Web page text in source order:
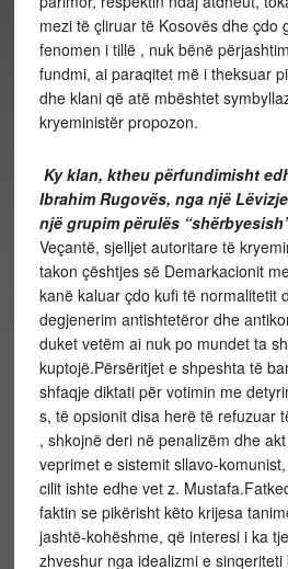
mezi të çliruar të Kosovës dhe çdo
fenomen i tillë , nuk bënë
fundmi, ai paraqitet më i theksuar
dhe klani që atë mbështet
kryeministër propozon.
Ky klan, ktheu përfundimisht
Ibrahim Rugovës, nga një
një grupim përulës
Veçantë, sjelljet autoritare të
takon çështjes së Demarkacionit
kanë kaluar çdo kufi të normalitetit
degjenerim antishtetëror dhe
duket vetëm ai nuk po mundet ta
kuptojë.Përsëritjet e shpeshta të
shfaqje diktati për votimin me
s, të opsionit disa herë të refuzuar
, shkojnë deri në penalizëm dhe
veprimet e sistemit sllavo-
cilit ishte edhe vet z.
faktin se pikërisht këto krijesa
jashtë-kohëshme, që interesi i ka
zhveshur nga idealizmi e